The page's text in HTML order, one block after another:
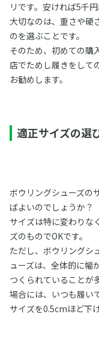
リです。安ければ5千
大切なのは、重さや硬
のを選ぶことです。
そのため、初めての購
店でためし履きをして
お勧めします。
適正サイズの選
ボウリングシューズの
ばよいのでしょうか？
サイズは特に変わりな
ズのものでOKです。
ただし、ボウリングシ
ューズは、全体的に幅
つくられていることが
場合には、いつも履い
サイズを0.5cmほど下